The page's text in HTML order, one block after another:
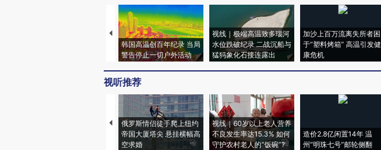
韩国高温创百年纪录 当局
警告停止一切户外活动
视线｜极端高温致多瑙河
水位跌破纪录 二战沉船与
猛犸象化石接连露出
加沙上百万流离失所者困
于“塑料烤箱” 高温引发健
康危机
视听推荐
俄罗斯情侣徒手爬上纽约
帝国大厦塔尖 悬挂横幅高
空求婚
视线｜60岁以上老人营养
不良发生率达15.3% 如何
守护农村老人的“饭碗”?
造价2.8亿闲置14年 温
州“明珠七号”邮轮侧翻